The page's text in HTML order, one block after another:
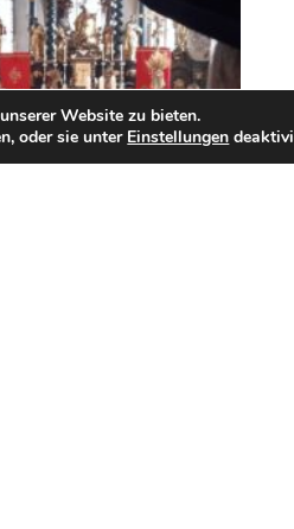
Website zu bieten.
oder sie unter Einstellungen